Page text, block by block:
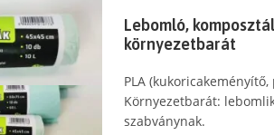
Lebomló,
környezetbarát
PLA
Környezetbarát:
szabványnak.